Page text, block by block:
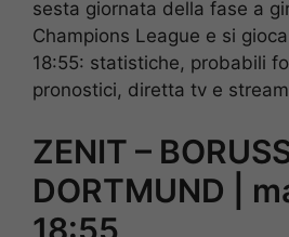
sesta giornata della fase a
Champions League e si
18:55: statistiche, probabili
pronostici, diretta tv e
ZENIT –
DORTMUND |
18:55